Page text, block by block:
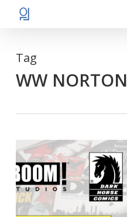
Skip
content
Tag
WW NORTON